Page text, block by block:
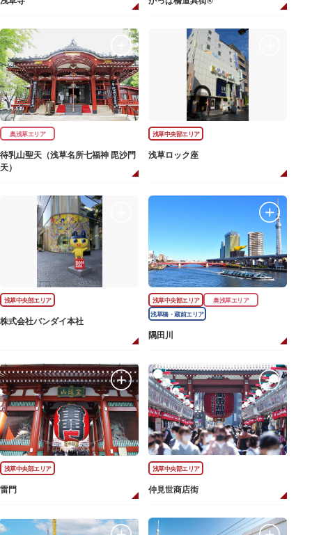
奥浅草エリア
待乳山聖天（浅草名所七福神 毘沙門
天）
浅草中央部エリア
浅草ロック座
浅草中央部エリア
株式会社バンダイ本社
浅草中央部エリア
奥浅草エリア
浅草橋・蔵前エリア
隅田川
浅草中央部エリア
雷門
浅草中央部エリア
仲見世商店街